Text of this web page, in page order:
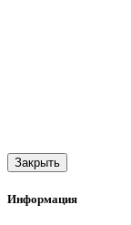
Закрыть
Информация